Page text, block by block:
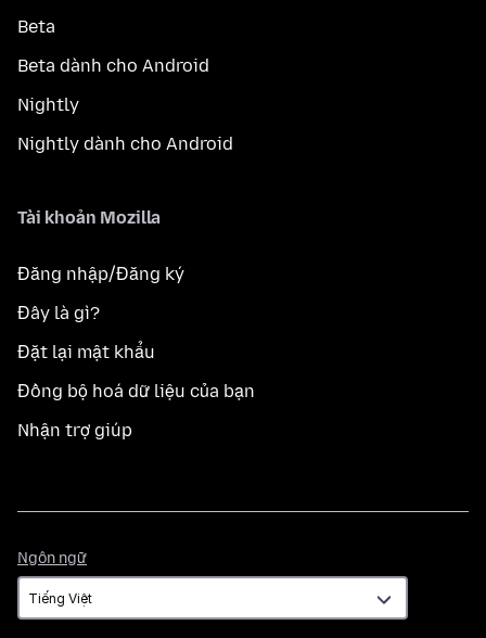
Beta
Beta dành cho Android
Nightly
Nightly dành cho Android
Tài khoản Mozilla
Đăng nhập/Đăng ký
Đây là gì?
Đặt lại mật khẩu
Đồng bộ hoá dữ liệu của bạn
Nhận trợ giúp
Ngôn ngữ
ngữ